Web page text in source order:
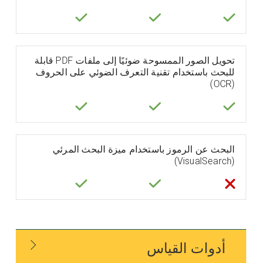
تحويل الصور الممسوحة ضوئيًا إلى ملفات PDF قابلة
للبحث باستخدام تقنية التعرف الضوئي على الحروف
(OCR)
البحث عن الرموز باستخدام ميزة البحث المرئي
(VisualSearch)
أدوات القياس